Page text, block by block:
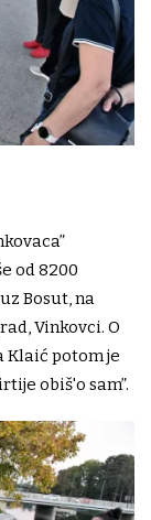
od 8200
Bosut, na
Vinkovci. O
Klaić potom je
obiš'o sam”.